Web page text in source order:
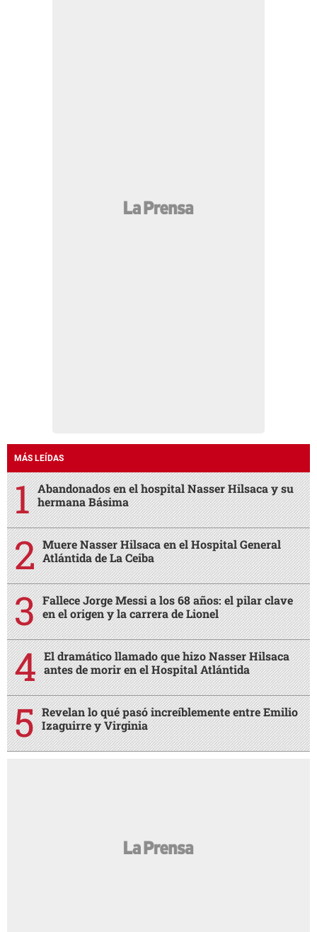
MÁS LEÍDAS
Abandonados en el hospital Nasser Hilsaca y su
hermana Básima
Muere Nasser Hilsaca en el Hospital General
Atlántida de La Ceiba
Fallece Jorge Messi a los 68 años: el pilar clave
en el origen y la carrera de Lionel
El dramático llamado que hizo Nasser Hilsaca
antes de morir en el Hospital Atlántida
Revelan lo qué pasó increíblemente entre Emilio
Izaguirre y Virginia